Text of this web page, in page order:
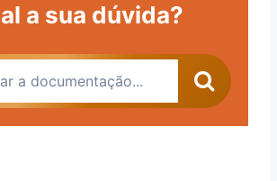
a sua dúvida?